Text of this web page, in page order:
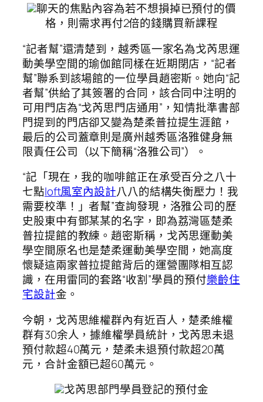
聊天的焦點內容為若不想損掉已預付的價
格，則需求再付2倍的錢購買新課程
“記者幫”還清楚到，越秀區一家名為戈芮思運
動美學空間的瑜伽館同樣在近期閉店，“記者
幫”聯系到該場館的一位學員趙密斯。她向“記
者幫”供給了其簽署的合同，該合同中注明的
可用門店為“戈芮思門店通用”，知情批準書部
門提到的門店卻又變為楚柔普拉提生涯館，
最后的公司蓋章則是廣州越秀區洛雅健身無
限責任公司（以下簡稱“洛雅公司”）。
“記「現在，我的咖啡館正在承受百分之八十
七點loft風室內設計八八的結構失衡壓力！我
需要校準！」者幫”查詢發現，洛雅公司的歷
史股東中有鄧某某的名字，即為荔灣區楚柔
普拉提館的教練。趙密斯稱，戈芮思運動美
學空間原名也是楚柔運動美學空間，她高度
懷疑這兩家普拉提館背后的運營團隊相互認
識，在用雷同的套路“收割”學員的預付樂齡住
宅設計金。
今朝，戈芮思維權群內有近百人，楚柔維權
群有30余人，據維權學員統計，戈芮思未退
預付款超40萬元，楚柔未退預付款超20萬
元，合計金額已超60萬元。
戈芮思部門學員登記的預付金